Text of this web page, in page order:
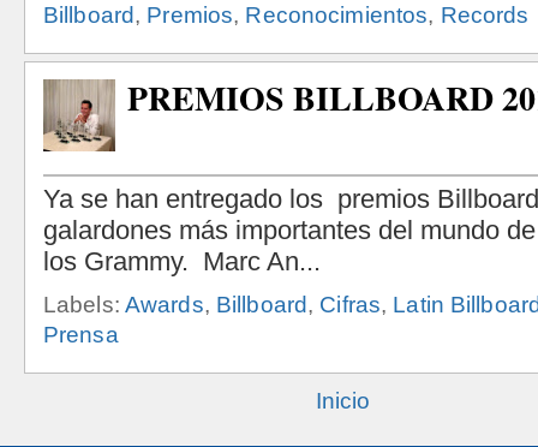
Billboard, Premios, Reconocimientos, Records
PREMIOS BILLBOARD
Labels: Awards, Billboard, Cifras, Latin
Prensa
Inicio